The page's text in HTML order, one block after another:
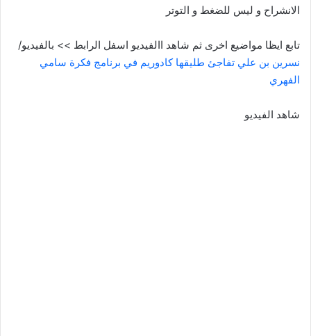
الانشراح و ليس للضغط و التوتر
تابع ايظا مواضيع اخرى ثم شاهد االفيديو اسفل الرابط >> بالفيديو/
نسرين بن علي تفاجئ طليقها كادوريم في برنامج فكرة سامي
الفهري
شاهد الفيديو